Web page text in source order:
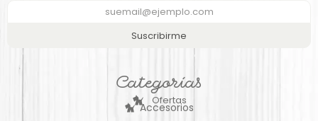
Suscribirme
Categorías
Ofertas
Accesorios